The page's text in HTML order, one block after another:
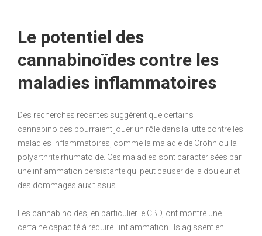
Le potentiel des
cannabinoïdes contre les
maladies inflammatoires
Des recherches récentes suggèrent que certains
cannabinoïdes pourraient jouer un rôle dans la lutte contre les
maladies inflammatoires, comme la maladie de Crohn ou la
polyarthrite rhumatoïde. Ces maladies sont caractérisées par
une inflammation persistante qui peut causer de la douleur et
des dommages aux tissus.
Les cannabinoïdes, en particulier le CBD, ont montré une
certaine capacité à réduire l’inflammation. Ils agissent en